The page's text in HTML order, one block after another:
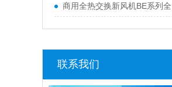
商用全热交换新风机BE系列全面升级，新增风量段6000~8000m³/h 高品质、更实用！
联系我们